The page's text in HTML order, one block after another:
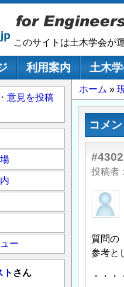
このサイトは土木学会が
ション利用案内 土木
パ
ン
ず
ホーム
コメ
#4302
投稿者
質問の
参考と
・・
意見を投稿
ー
ト さん